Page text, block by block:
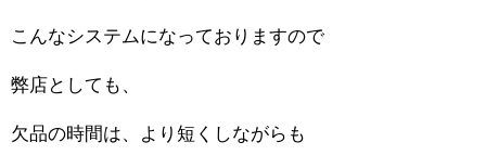
こんなシステムになっておりますので
弊店としても、
欠品の時間は、より短くしながらも